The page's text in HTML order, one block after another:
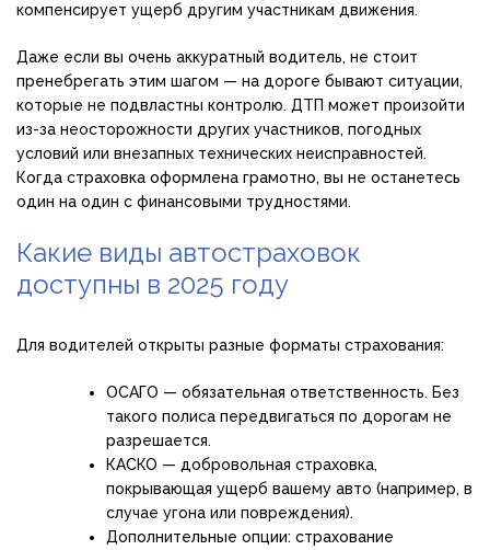
компенсирует ущерб другим участникам движения.
Даже если вы очень аккуратный водитель, не стоит
пренебрегать этим шагом — на дороге бывают ситуации,
которые не подвластны контролю. ДТП может произойти
из-за неосторожности других участников, погодных
условий или внезапных технических неисправностей.
Когда страховка оформлена грамотно, вы не останетесь
один на один с финансовыми трудностями.
Какие виды автостраховок
доступны в 2025 году
Для водителей открыты разные форматы страхования:
ОСАГО — обязательная ответственность. Без
такого полиса передвигаться по дорогам не
разрешается.
КАСКО — добровольная страховка,
покрывающая ущерб вашему авто (например, в
случае угона или повреждения).
Дополнительные опции: страхование